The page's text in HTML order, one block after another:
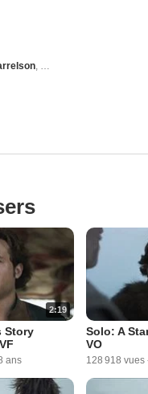
, Emilia Clarke
2:19
Story
ans
Solo: A
VO
128 918 vues